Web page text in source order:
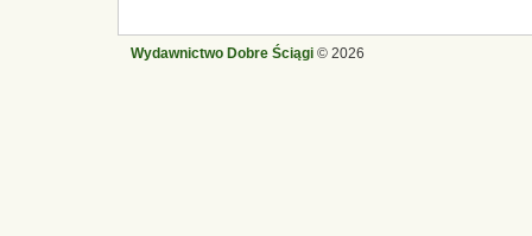
Wydawnictwo Dobre Ściągi © 2026